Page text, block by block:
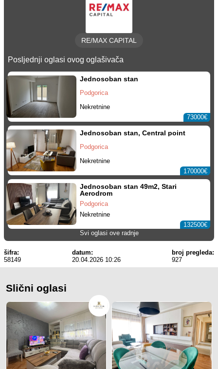
RE/MAX CAPITAL
Posljednji oglasi ovog oglašivača
Jednosoban stan
Podgorica
Nekretnine
73000€
Jednosoban stan, Central point
Podgorica
Nekretnine
170000€
Jednosoban stan 49m2, Stari
Aerodrom
Podgorica
Nekretnine
132500€
Svi oglasi ove radnje
šifra:
58149
datum:
20.04.2026 10:26
broj pregleda:
927
Slični oglasi